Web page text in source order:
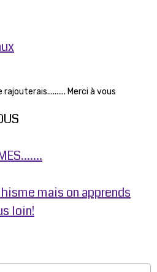
Merci à vous
mais on apprends
loin!